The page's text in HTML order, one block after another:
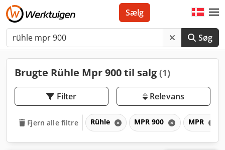
Søg
Sælg
Brugte Rühle Mpr 900 til salg (1)
Filter Relevans
Fjern alle filtre Rühle MPR 900 MPR